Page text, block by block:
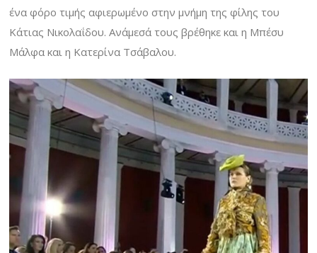
ένα φόρο τιμής αφιερωμένο στην μνήμη της φίλης του
Κάτιας Νικολαΐδου. Ανάμεσά τους βρέθηκε και η Μπέσυ
Μάλφα και η Κατερίνα Τσάβαλου.